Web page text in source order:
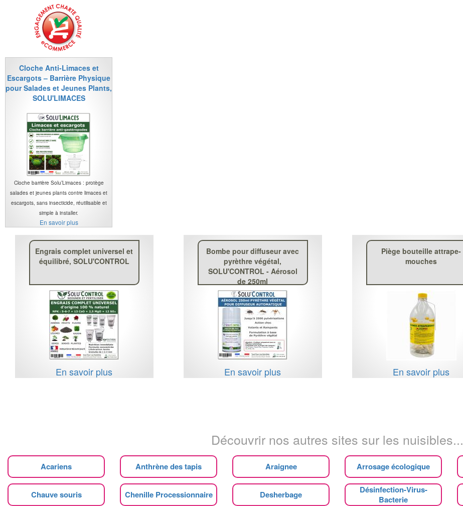
Cloche Anti-Limaces et
Escargots – Barrière Physique
pour Salades et Jeunes Plants,
SOLU'LIMACES
Cloche barrière Solu’Limaces : protège
salades et jeunes plants contre limaces et
escargots, sans insecticide, réutilisable et
simple à installer.
En savoir plus
Engrais complet universel et
équilibré, SOLU'CONTROL
En savoir plus
Bombe pour diffuseur avec
pyrèthre végétal,
SOLU'CONTROL - Aérosol
de 250ml
En savoir plus
Piège bouteille attrape-
mouches
En savoir plus
Découvrir nos autres sites sur les nuisibles...
Acariens Anthrène des tapis Araignee Arrosage écologique
Chauve souris Chenille Processionnaire Desherbage
Désinfection-Virus-
Bacterie